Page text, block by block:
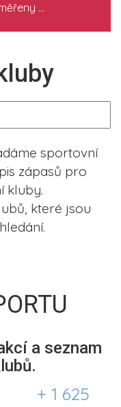
...
sportovní
zápasů pro
kluby.
které jsou
a seznam
+ 1 625